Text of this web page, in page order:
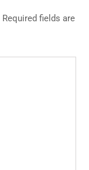
Required fields are